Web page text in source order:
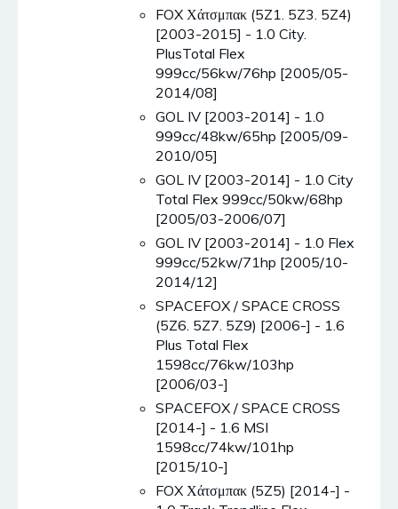
FOX Χάτσμπακ (5Z1. 5Z3. 5Z4)
[2003-2015] - 1.0 City.
PlusTotal Flex
999cc/56kw/76hp [2005/05-
2014/08]
GOL IV [2003-2014] - 1.0
999cc/48kw/65hp [2005/09-
2010/05]
GOL IV [2003-2014] - 1.0 City
Total Flex 999cc/50kw/68hp
[2005/03-2006/07]
GOL IV [2003-2014] - 1.0 Flex
999cc/52kw/71hp [2005/10-
2014/12]
SPACEFOX / SPACE CROSS
(5Z6. 5Z7. 5Z9) [2006-] - 1.6
Plus Total Flex
1598cc/76kw/103hp
[2006/03-]
SPACEFOX / SPACE CROSS
[2014-] - 1.6 MSI
1598cc/74kw/101hp
[2015/10-]
FOX Χάτσμπακ (5Z5) [2014-] -